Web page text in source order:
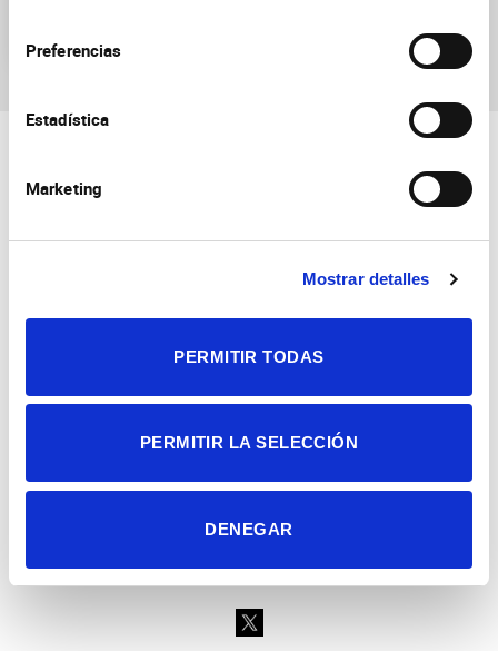
Preferencias
Estadística
Marketing
Mostrar detalles
PERMITIR TODAS
PERMITIR LA SELECCIÓN
DENEGAR
Universidad Miguel Hernández
Alicante | España
Fax + 34 965 91 95 61